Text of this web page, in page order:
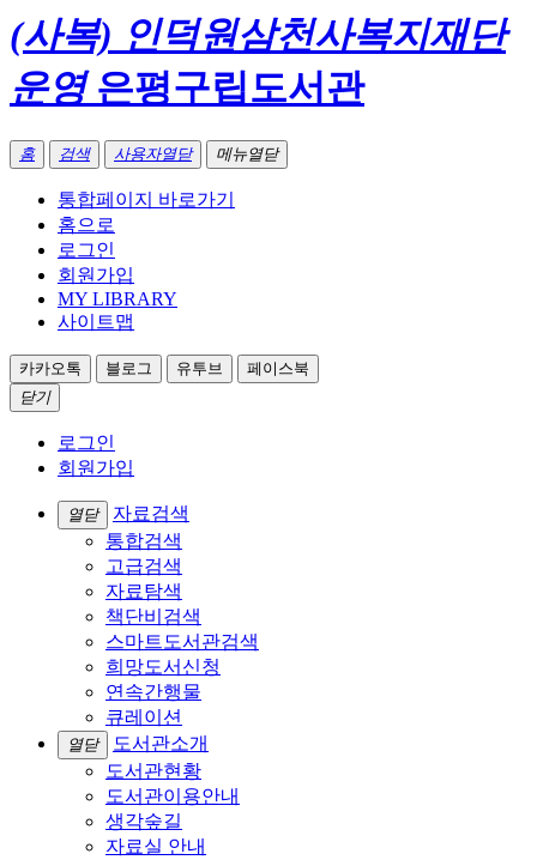
(사복) 인덕원삼천사복지재단
운영은평구립도서관
홈 검색 사용자열닫 메뉴열닫
통합페이지 바로가기
홈으로
로그인
회원가입
MY LIBRARY
사이트맵
카카오톡 블로그 유투브
페이스북
닫기
로그인
회원가입
열닫
자료검색
통합검색
고급검색
자료탐색
책단비검색
스마트도서관검색
희망도서신청
연속간행물
큐레이션
열닫
도서관소개
도서관현황
도서관이용안내
생각숲길
자료실 안내